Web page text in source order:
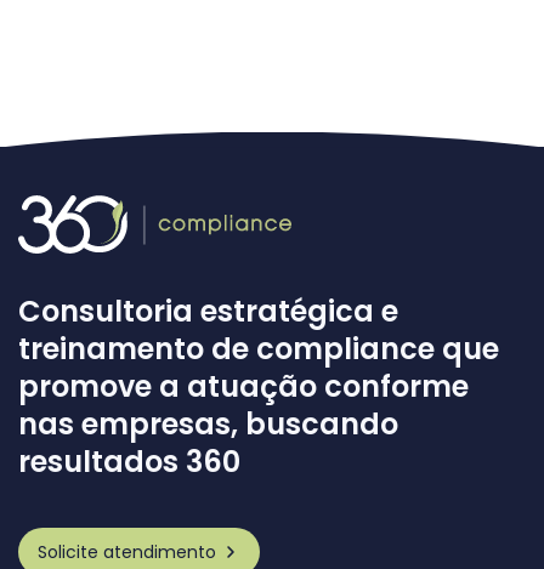
Consultoria estratégica e
treinamento de compliance que
promove a atuação conforme
nas empresas, buscando
resultados 360
Solicite atendimento